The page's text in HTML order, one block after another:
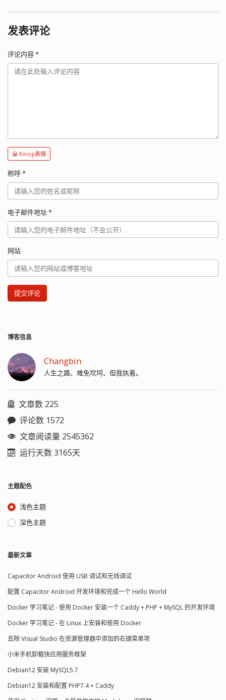
发表评论
评论内容*
😀 Emoji表情
称呼*
电子邮件地址*
网站
提交评论
博客信息
Changbin
人生之路、难免坎坷、但我执着。
文章数 225
评论数 1572
文章阅读量 2545362
运行天数 3165天
主题配色
浅色主题
深色主题
最新文章
Capacitor Android 使用 USB 调试和无线调试
配置 Capacitor Android 开发环境和完成一个 Hello World
Docker 学习笔记 - 使用 Docker 安装一个 Caddy + PHP + MySQL 的开发环境
Docker 学习笔记 - 在 Linux 上安装和使用 Docker
去除 Visual Studio 在资源管理器中添加的右键菜单项
小米手机卸载快应用服务框架
Debian12 安装 MySQL5.7
Debian12 安装和配置 PHP7.4 + Caddy